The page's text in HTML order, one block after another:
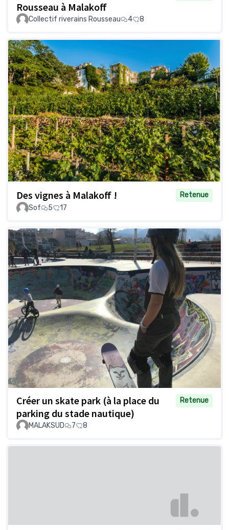
Rousseau à Malakoff
Collectif riverains Rousseau 4 8
Des vignes à Malakoff !
Retenue
Sof
5 17
Créer un skate park (à la place du
parking du stade nautique)
Retenue
MALAKSUD 7 8